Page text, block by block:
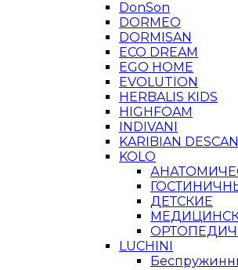
DonSon
DORMEO
DORMISAN
ECO DREAM
EGO HOME
EVOLUTION
HERBALIS KIDS
HIGHFOAM
INDIVANI
KARIBIAN
KOLO
ДЕТСКИЕ
LUCHINI